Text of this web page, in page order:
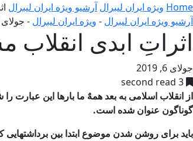
Home ویژه ایران لیبرال آرشیو ویژه ایران لیبرال
آرشیو ویژه ایران لیبرال - ویژه ایران لیبرال - جولای 6, 2019
اثراتِ ابدی
جولای 6, 2019
3 second read
از انقلاب اسلامی به بعد همهٌ ما بارها این
گوناگون عنوان شده است.
باید برای روشن شدن موضوع ابتدا بین